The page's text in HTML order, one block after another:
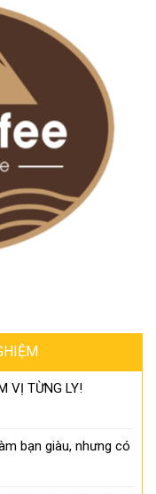
VỊ TỪNG LY!
bạn giàu, nhưng có